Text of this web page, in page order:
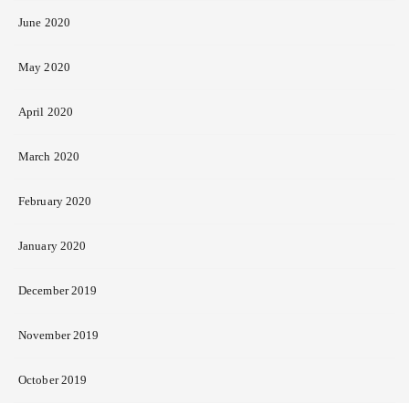
June 2020
May 2020
April 2020
March 2020
February 2020
January 2020
December 2019
November 2019
October 2019